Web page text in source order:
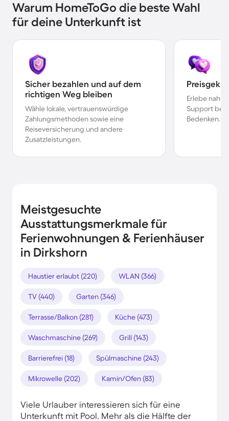
Warum HomeToGo die beste Wahl
für deine Unterkunft ist
Sicher bezahlen und auf dem
richtigen Weg bleiben
Wähle lokale, vertrauenswürdige
Zahlungsmethoden sowie eine
Reiseversicherung und andere
Zusatzleistungen.
Erlebe
Support bei
Bedenken.
Meistgesuchte
Ausstattungsmerkmale für
Ferienwohnungen & Ferienhäuser
in Dirkshorn
Haustier erlaubt (220) WLAN (366)
TV (440) Garten (346)
Terrasse/Balkon (281) Küche (473)
Waschmaschine (269) Grill (143)
Barrierefrei (18) Spülmaschine (243)
Mikrowelle (202) Kamin/Ofen (83)
Viele Urlauber interessieren sich für eine
Unterkunft mit Pool. Mehr als die Hälfte der